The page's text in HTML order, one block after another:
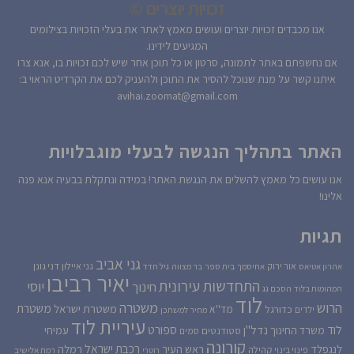
אנו מכבדים זכויות יוצרים ועושים מאמץ לאתר את בעלי הזכויות בצילומים
המגיעים לידינו.
אם נחשפתם באתר לתמונה, סרטון או כל תוכן אחר שיש לכם זכויות בו, אנא צרו
איתנו קשר על מנת שנוכל להסיר את התוכן ולהעניק לכם את הקרדיט הראוי ב:
avihai.zoomat@gmail.com
האתר בתהליך הנגשה לבעלי מוגבלויות
אנו עושים כל מאמץ להשלים את הנגשת האתר! במידה ונתקלת בבעיה אנא פנה
אלינו!
תגיות
אהרון אטיאס אור ירוק אחיסמך בית ספר בר מצווה גיל חדד גני אביב גני איילון דני גונן
המהומות בלוד הסכם גג התחדשות עירוניתחינוך יאיר רביבו יוסי
הרוש ילדים כדורגל לוד מד''א מחיר למשתכן משטרה משטרת ישראל משטרת
לוד משרד החינוך נדל''ן סטודנטים סמים ספורט עיריית לוד עמיחי
לנגפלד פינוי בינוי קהילה קורונה ראש העיר רוטרי רכבת ישראל רמלה רמת אלישיב